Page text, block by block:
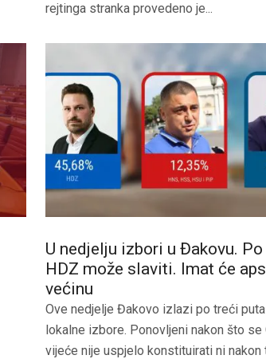
rejtinga stranka provedeno je...
U nedjelju izbori u Đakovu.
HDZ može slaviti. Imat će
većinu
Ove nedjelje Đakovo izlazi po treći
lokalne izbore. Ponovljeni nakon što se
vijeće nije uspjelo konstituirati ni nakon